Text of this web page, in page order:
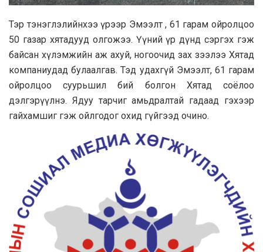
Тэр тэнэглэлийнхээ үрээр Эмээлт , 61 гарам ойролцоо
50 газар хятадууд олгожээ. Үүний үр дүнд сэргэх гэж
байсан хүлэмжийн аж ахуй, ногоочид зах зээлээ Хятад
компаниудад булаалгав. Тэд удахгүй Эмээлт, 61 гарам
ойролцоо суурьшил бий болгон Хятад соёлоо
дэлгэрүүлнэ. Ядуу тарчиг амьдралтай гадаад гэхээр
гайхамшиг гэж ойлгодог охид гүйгээд очино.